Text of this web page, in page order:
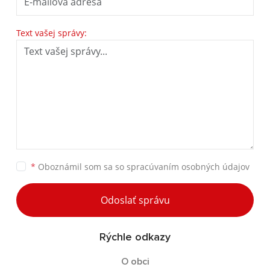
Text vašej správy:
* Oboznámil som sa so spracúvaním osobných údajov
Odoslať správu
Rýchle odkazy
O obci